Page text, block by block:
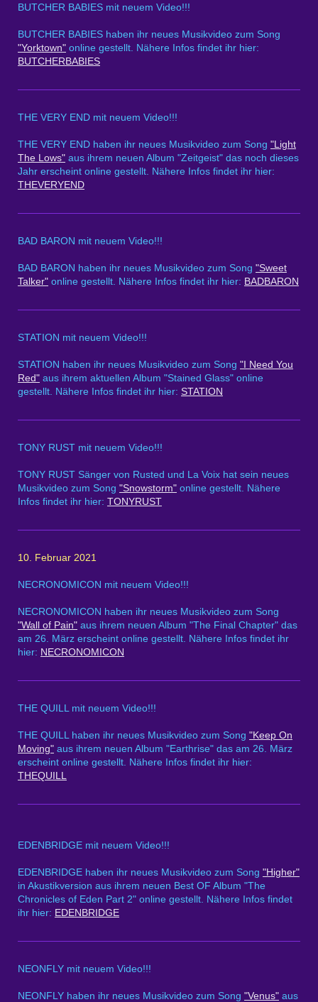
BUTCHER BABIES mit neuem Video!!!
BUTCHER BABIES haben ihr neues Musikvideo zum Song
"Yorktown" online gestellt. Nähere Infos findet ihr hier:
BUTCHERBABIES
THE VERY END mit neuem Video!!!
THE VERY END haben ihr neues Musikvideo zum Song "Light
The Lows" aus ihrem neuen Album "Zeitgeist" das noch dieses
Jahr erscheint online gestellt. Nähere Infos findet ihr hier:
THEVERYEND
BAD BARON mit neuem Video!!!
BAD BARON haben ihr neues Musikvideo zum Song "Sweet
Talker" online gestellt. Nähere Infos findet ihr hier: BADBARON
STATION mit neuem Video!!!
STATION haben ihr neues Musikvideo zum Song "I Need You
Red" aus ihrem aktuellen Album "Stained Glass" online
gestellt. Nähere Infos findet ihr hier: STATION
TONY RUST mit neuem Video!!!
TONY RUST Sänger von Rusted und La Voix hat sein neues
Musikvideo zum Song "Snowstorm" online gestellt. Nähere
Infos findet ihr hier: TONYRUST
10. Februar 2021
NECRONOMICON mit neuem Video!!!
NECRONOMICON haben ihr neues Musikvideo zum Song
"Wall of Pain" aus ihrem neuen Album "The Final Chapter" das
am 26. März erscheint online gestellt. Nähere Infos findet ihr
hier: NECRONOMICON
THE QUILL mit neuem Video!!!
THE QUILL haben ihr neues Musikvideo zum Song "Keep On
Moving" aus ihrem neuen Album "Earthrise" das am 26. März
erscheint online gestellt. Nähere Infos findet ihr hier:
THEQUILL
EDENBRIDGE mit neuem Video!!!
EDENBRIDGE haben ihr neues Musikvideo zum Song "Higher"
in Akustikversion aus ihrem neuen Best OF Album "The
Chronicles of Eden Part 2" online gestellt. Nähere Infos findet
ihr hier: EDENBRIDGE
NEONFLY mit neuem Video!!!
NEONFLY haben ihr neues Musikvideo zum Song "Venus" aus